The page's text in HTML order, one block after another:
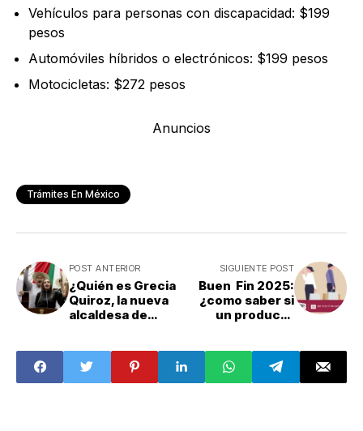
Vehículos para personas con discapacidad: $199
pesos
Automóviles híbridos o electrónicos: $199 pesos
Motocicletas: $272 pesos
Anuncios
Trámites En México
POST ANTERIOR
¿Quién es Grecia
Quiroz, la nueva
alcaldesa de
SIGUIENTE POST
Buen Fin 2025:
¿como saber si
un producto
las herramientas